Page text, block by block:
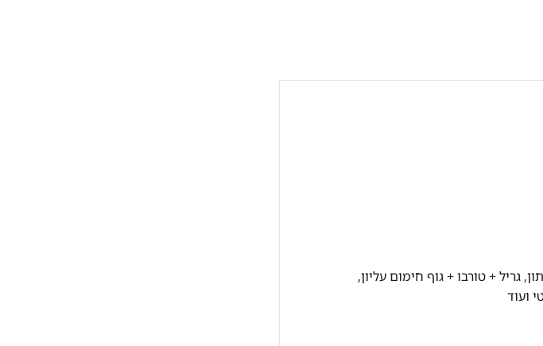
גריל + טורבו + גוף חימום עליון,
ועוד